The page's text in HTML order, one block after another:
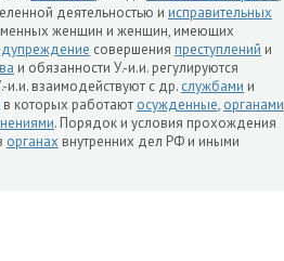
деятельностью и исправительных
женщин и женщин, имеющих
совершения преступлений и
и обязанности У.-и.и. регулируются
и.и. взаимодействуют с др. службами и
в которых работают осужденные, органами
. Порядок и условия прохождения
органах внутренних дел РФ и иными